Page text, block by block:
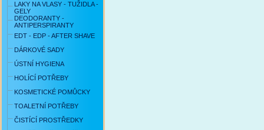
LAKY NA VLASY - TUŽIDLA -
GELY
DEODORANTY -
ANTIPERSPIRANTY
EDT - EDP - AFTER SHAVE
DÁRKOVÉ SADY
ÚSTNÍ HYGIENA
HOLÍCÍ POTŘEBY
KOSMETICKÉ POMŮCKY
TOALETNÍ POTŘEBY
ČISTÍCÍ PROSTŘEDKY